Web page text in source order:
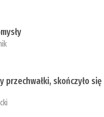
przechwałki, skończyło się